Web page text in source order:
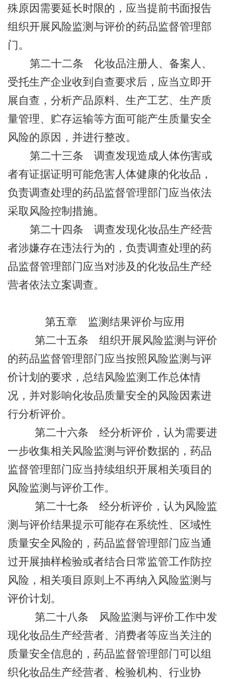
殊原因需要延长时限的，应当提前书面报告
组织开展风险监测与评价的药品监督管理部
门。
第二十二条 化妆品注册人、备案人、
受托生产企业收到自查要求后，应当立即开
展自查，分析产品原料、生产工艺、生产质
量管理、贮存运输等方面可能产生质量安全
风险的原因，并进行整改。
第二十三条 调查发现造成人体伤害或
者有证据证明可能危害人体健康的化妆品，
负责调查处理的药品监督管理部门应当依法
采取风险控制措施。
第二十四条 调查发现化妆品生产经营
者涉嫌存在违法行为的，负责调查处理的药
品监督管理部门应当对涉及的化妆品生产经
营者依法立案调查。
第五章
监测结果评价与应用
第二十五条组织开展风险监测与评价
的药品监督管理部门应当按照风险监测与评
价计划的要求，总结风险监测工作总体情
况，并对影响化妆品质量安全的风险因素进
行分析评价。
第二十六条经分析评价，认为需要进
一步收集相关风险监测与评价数据的，药品
监督管理部门应当持续组织开展相关项目的
风险监测与评价工作。
第二十七条经分析评价，认为风险监
测与评价结果提示可能存在系统性、区域性
质量安全风险的，药品监督管理部门应当通
过开展抽样检验或者结合日常监管工作防控
风险，相关项目原则上不再纳入风险监测与
评价计划。
第二十八条
风险监测与评价工作中发
现化妆品生产经营者、消费者等应当关注的
质量安全信息的，药品监督管理部门可以组
织化妆品生产经营者、检验机构、行业协